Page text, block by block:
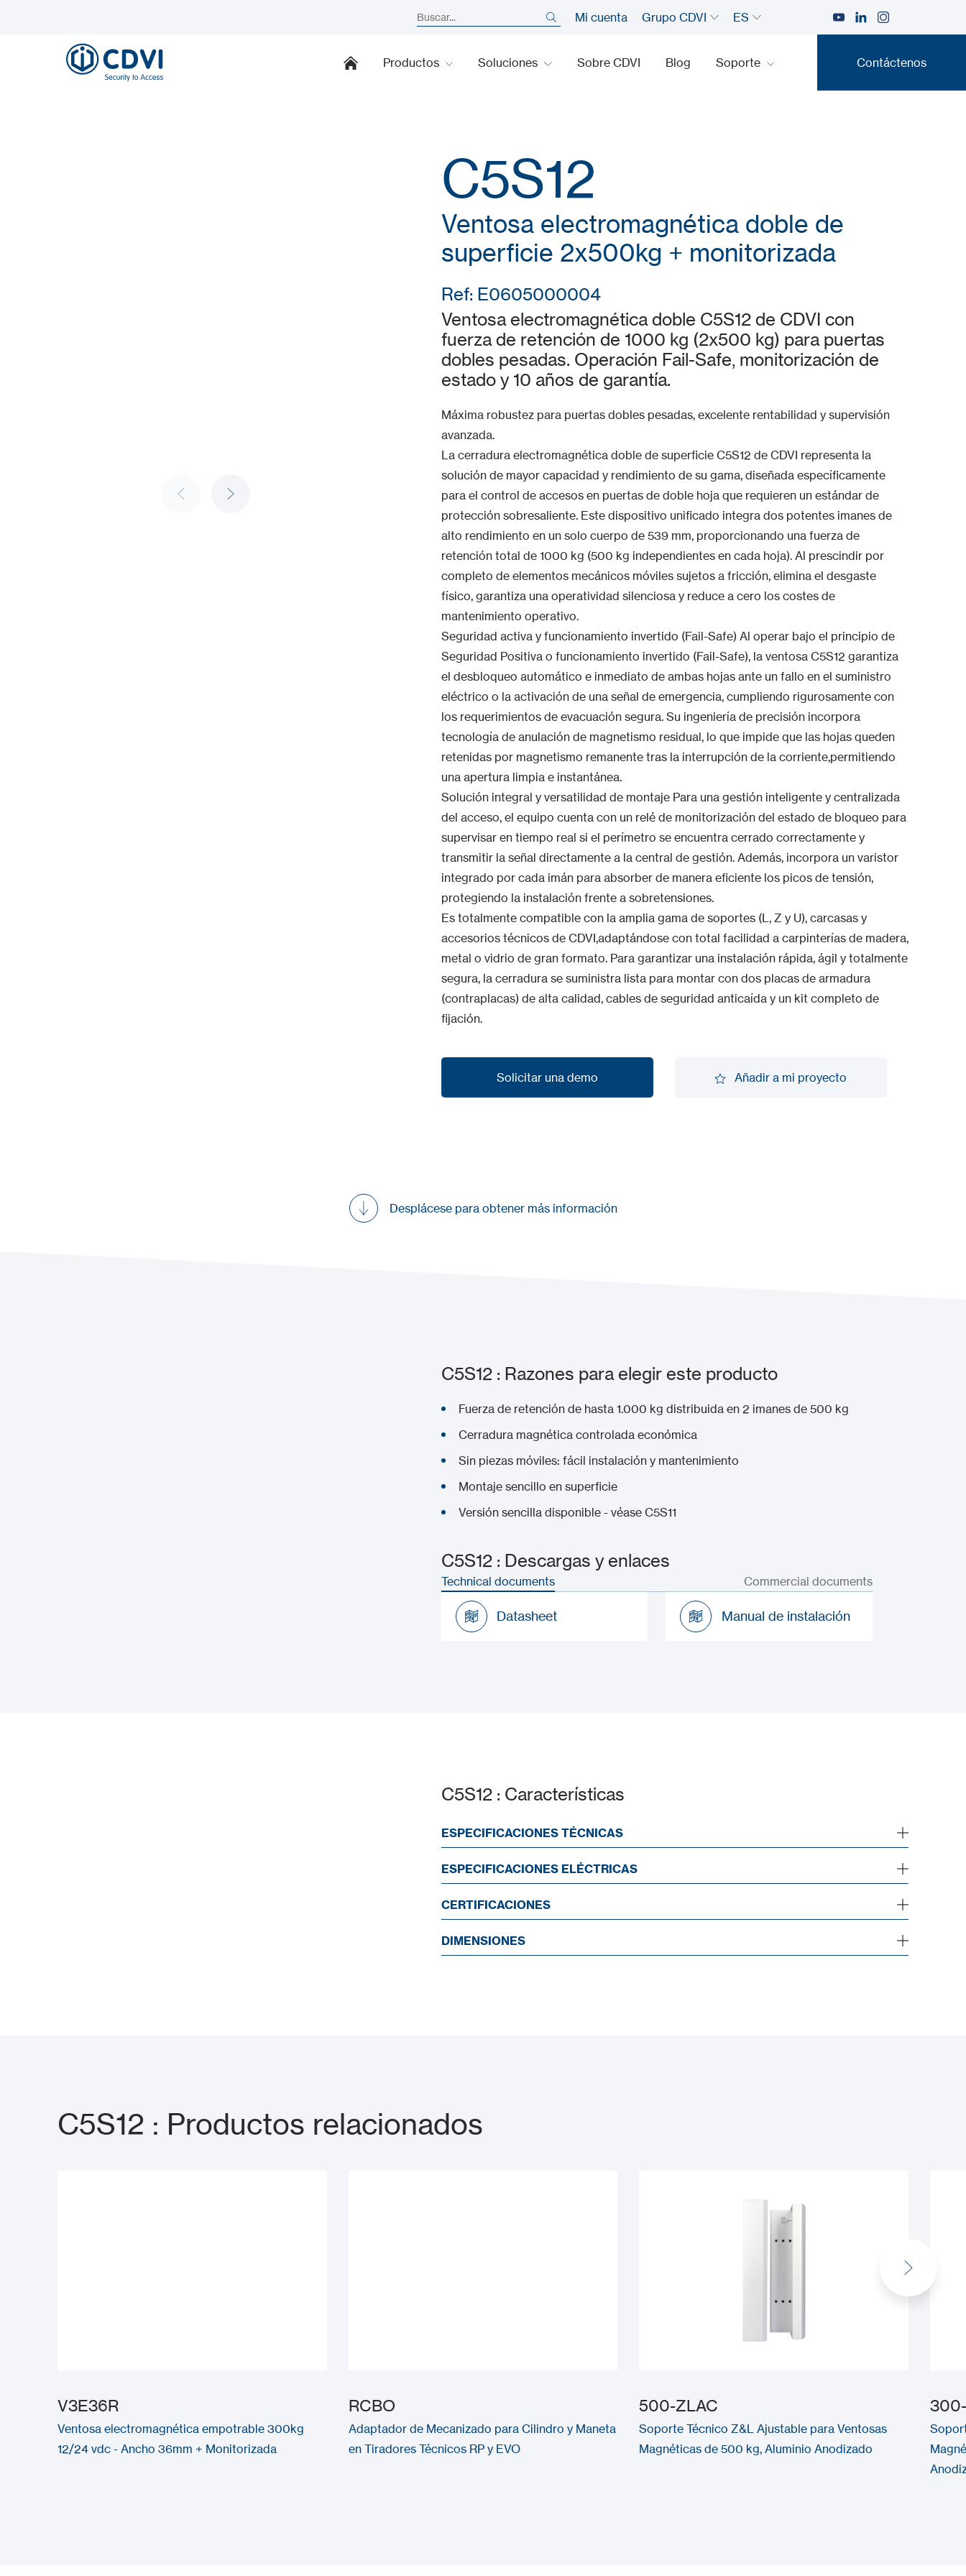
Mi cuenta Grupo CDVI ES
Productos Soluciones Sobre CDVI Blog Soporte Contáctenos
C5S12
Ventosa electromagnética doble de
superficie 2x500kg + monitorizada
Ref: E0605000004
Ventosa electromagnética doble C5S12 de CDVI con
fuerza de retención de 1000 kg (2x500 kg) para puertas
dobles pesadas. Operación Fail-Safe, monitorización de
estado y 10 años de garantía.
Máxima robustez para puertas dobles pesadas, excelente rentabilidad y supervisión
avanzada.
La cerradura electromagnética doble de superficie C5S12 de CDVI representa la
solución de mayor capacidad y rendimiento de su gama, diseñada específicamente
para el control de accesos en puertas de doble hoja que requieren un estándar de
protección sobresaliente. Este dispositivo unificado integra dos potentes imanes de
alto rendimiento en un solo cuerpo de 539 mm, proporcionando una fuerza de
retención total de 1000 kg (500 kg independientes en cada hoja). Al prescindir por
completo de elementos mecánicos móviles sujetos a fricción, elimina el desgaste
físico, garantiza una operatividad silenciosa y reduce a cero los costes de
mantenimiento operativo.
Seguridad activa y funcionamiento invertido (Fail-Safe) Al operar bajo el principio de
Seguridad Positiva o funcionamiento invertido (Fail-Safe), la ventosa C5S12 garantiza
el desbloqueo automático e inmediato de ambas hojas ante un fallo en el suministro
eléctrico o la activación de una señal de emergencia, cumpliendo rigurosamente con
los requerimientos de evacuación segura. Su ingeniería de precisión incorpora
tecnología de anulación de magnetismo residual, lo que impide que las hojas queden
retenidas por magnetismo remanente tras la interrupción de la corriente,permitiendo
una apertura limpia e instantánea.
Solución integral y versatilidad de montaje Para una gestión inteligente y centralizada
del acceso, el equipo cuenta con un relé de monitorización del estado de bloqueo para
supervisar en tiempo real si el perímetro se encuentra cerrado correctamente y
transmitir la señal directamente a la central de gestión. Además, incorpora un varistor
integrado por cada imán para absorber de manera eficiente los picos de tensión,
protegiendo la instalación frente a sobretensiones.
Es totalmente compatible con la amplia gama de soportes (L, Z y U), carcasas y
accesorios técnicos de CDVI,adaptándose con total facilidad a carpinterías de madera,
metal o vidrio de gran formato. Para garantizar una instalación rápida, ágil y totalmente
segura, la cerradura se suministra lista para montar con dos placas de armadura
(contraplacas) de alta calidad, cables de seguridad anticaída y un kit completo de
fijación.
Solicitar una demo Añadir a mi proyecto
Desplácese para obtener más información
C5S12 : Razones para elegir este producto
Fuerza de retención de hasta 1.000 kg distribuida en 2 imanes de 500 kg
Cerradura magnética controlada económica
Sin piezas móviles: fácil instalación y mantenimiento
Montaje sencillo en superficie
Versión sencilla disponible - véase C5S11
C5S12 : Descargas y enlaces
Technical documents Commercial documents
Datasheet Manual de instalación
C5S12 : Características
ESPECIFICACIONES TÉCNICAS
ESPECIFICACIONES ELÉCTRICAS
CERTIFICACIONES
DIMENSIONES
C5S12 : Productos relacionados
V3E36R
Ventosa electromagnética empotrable 300kg
12/24 vdc - Ancho 36mm + Monitorizada
RCBO
Adaptador de Mecanizado para Cilindro y Maneta
en Tiradores Técnicos RP y EVO
500-ZLAC
Soporte Técnico Z&L Ajustable para Ventosas
Magnéticas de 500 kg, Aluminio Anodizado